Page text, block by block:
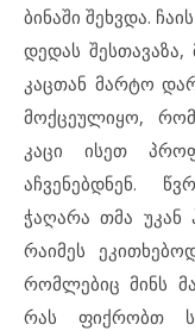
ბინაში შეხვდა.
დედას
კაცთან მარტო
მოქცეულიყო, რომ
კაცი ისეთ
აჩვენებდნენ.
ჭაღარა თმა უკან
რაიმეს
რომლებიც მინს
რას ფიქრობთ